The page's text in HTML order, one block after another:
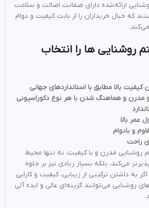
ارائه‌شده دارای ضمانت اصالت و سلامت
که خیال خریداران را از بابت کیفیت و دوام
روشنایی ها را انتخاب
کیفیت بالا مطابق با استانداردهای جهانی
و هماهنگ شدن با هر نوع دکوراسیونی
عمر بالا
و بادوام
راحت
روشنایی مدرن و با کیفیت، نه‌ تنها محیط
می‌کند، بلکه بسیاز زیادی نیز بر جلوه
به داشتن ترکیبی از زیبایی، کیفیت و کارایی
روشنایی می‌توانند گزینه‌ای عالی و ایده آلی